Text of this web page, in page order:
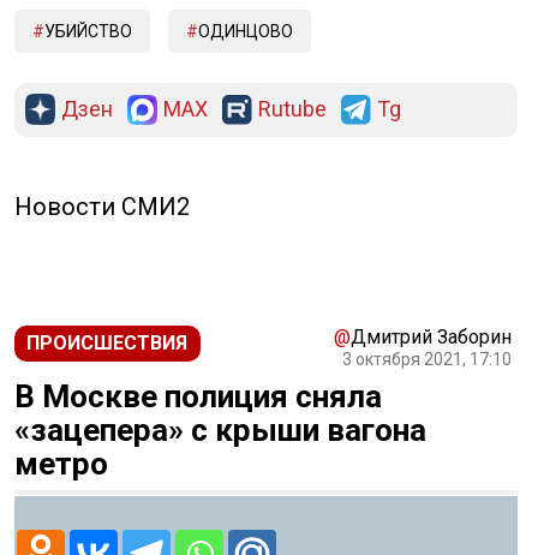
УБИЙСТВО ОДИНЦОВО
Дзен MAX Rutube Tg
Новости СМИ2
ПРОИСШЕСТВИЯ @Дмитрий Заборин
3 октября 2021, 17:10
В Москве полиция сняла
«зацепера» с крыши вагона
метро